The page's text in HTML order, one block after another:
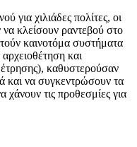
για χιλιάδες πολίτες, οι
να κλείσουν ραντεβού στο
καινοτόμα συστήματα
και
καθυστερούσαν
και να συγκεντρώσουν τα
τις προθεσμίες για